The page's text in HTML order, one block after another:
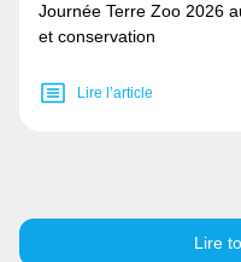
Journée Terre Zoo 2026
et conservation
Lire l’article
Lire